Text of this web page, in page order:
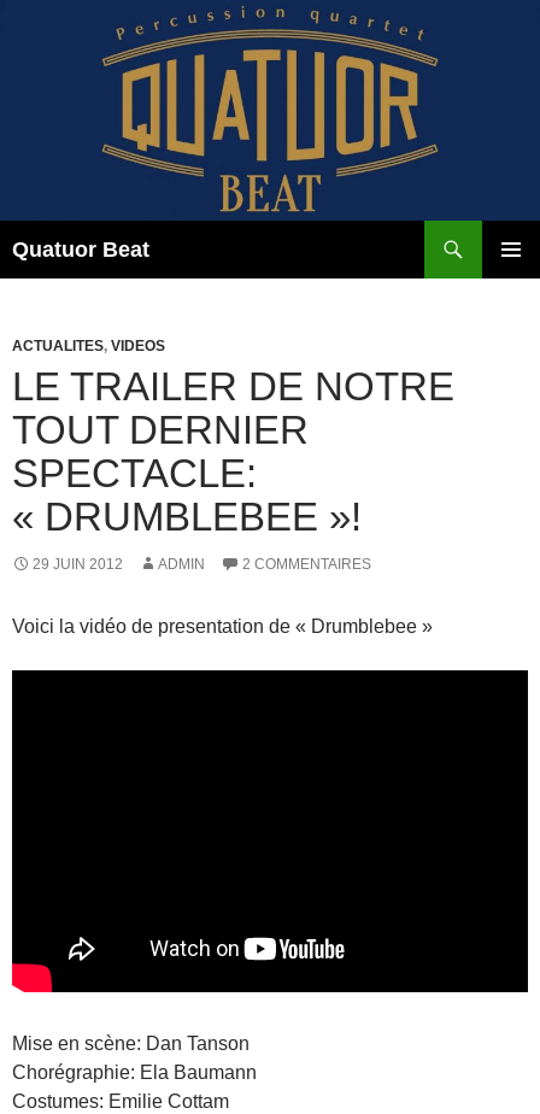
Quatuor Beat
ACTUALITES, VIDEOS
LE TRAILER DE NOTRE
TOUT DERNIER
SPECTACLE:
« DRUMBLEBEE »!
29 JUIN 2012 ADMIN 2 COMMENTAIRES
Voici la vidéo de presentation de « Drumblebee »
Mise en scène: Dan Tanson
Chorégraphie: Ela Baumann
Costumes: Emilie Cottam